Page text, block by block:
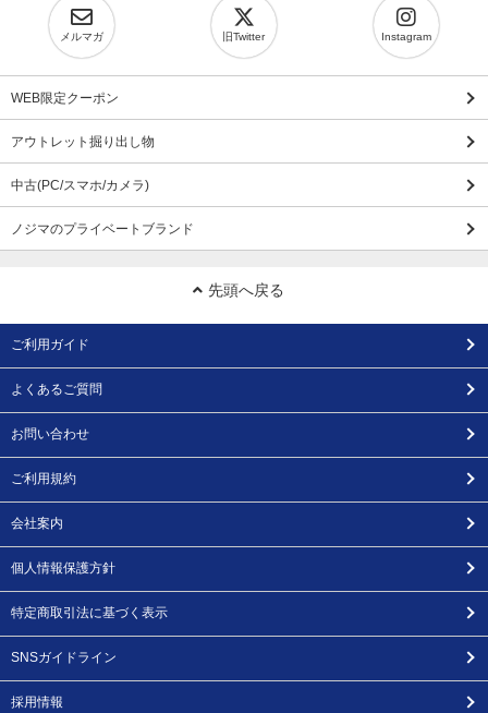
メルマガ 旧Twitter Instagram
WEB限定クーポン
アウトレット掘り出し物
中古(PC/スマホ/カメラ)
ノジマのプライベートブランド
先頭へ戻る
ご利用ガイド
よくあるご質問
お問い合わせ
ご利用規約
会社案内
個人情報保護方針
特定商取引法に基づく表示
SNSガイドライン
採用情報